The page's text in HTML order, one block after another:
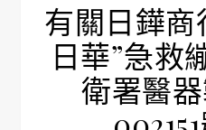
有關日鏵商
日華”急救
衛署醫